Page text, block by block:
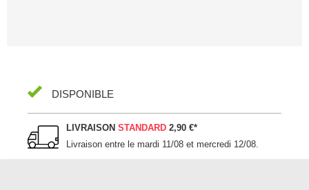
DISPONIBLE
LIVRAISONSTANDARD 2,90 €*
Livraison entre lemardi 11/08 et mercredi 12/08.